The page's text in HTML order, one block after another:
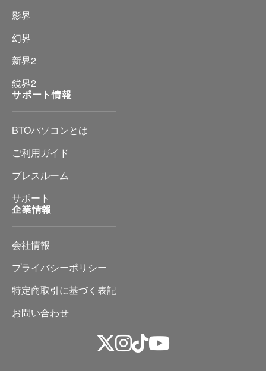
影界
幻界
新界2
鏡界2
サポート情報
BTOパソコンとは
ご利用ガイド
プレスルーム
サポート
企業情報
会社情報
プライバシーポリシー
特定商取引に基づく表記
お問い合わせ